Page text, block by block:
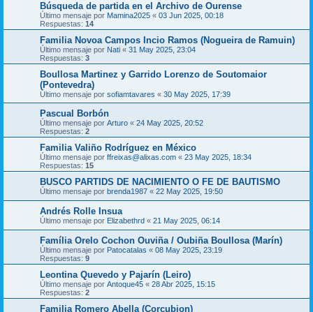
Búsqueda de partida en el Archivo de Ourense
Último mensaje por Mamina2025 « 03 Jun 2025, 00:18
Respuestas: 14
Familia Novoa Campos Incio Ramos (Nogueira de Ramuin)
Último mensaje por Nati « 31 May 2025, 23:04
Respuestas: 3
Boullosa Martinez y Garrido Lorenzo de Soutomaior
(Pontevedra)
Último mensaje por sofiamtavares « 30 May 2025, 17:39
Pascual Borbón
Último mensaje por Arturo « 24 May 2025, 20:52
Respuestas: 2
Familia Valiño Rodríguez en México
Último mensaje por ffreixas@alixas.com « 23 May 2025, 18:34
Respuestas: 15
BUSCO PARTIDS DE NACIMIENTO O FE DE BAUTISMO
Último mensaje por brenda1987 « 22 May 2025, 19:50
Andrés Rolle Insua
Último mensaje por Elizabethrd « 21 May 2025, 06:14
Família Orelo Cochon Ouviña / Oubiña Boullosa (Marín)
Último mensaje por Patocatalas « 08 May 2025, 23:19
Respuestas: 9
Leontina Quevedo y Pajarín (Leiro)
Último mensaje por Antoque45 « 28 Abr 2025, 15:15
Respuestas: 2
Familia Romero Abella (Corcubion)